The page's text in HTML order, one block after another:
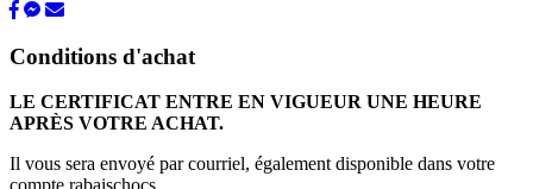
Conditions d'achat
LE CERTIFICAT ENTRE EN VIGUEUR UNE HEURE
APRÈS VOTRE ACHAT.
Il vous sera envoyé par courriel, également disponible dans votre